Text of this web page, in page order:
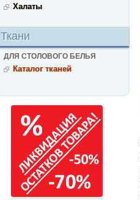
Халаты
Ткани
ДЛЯ СТОЛОВОГО БЕЛЬЯ
Каталог тканей